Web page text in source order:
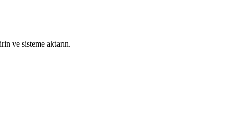
ve sisteme aktarın.